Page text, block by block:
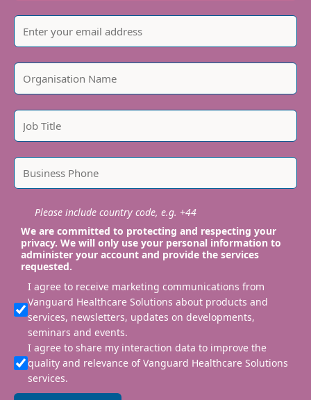
Please include country code, e.g. +44
We are committed to protecting and respecting your
privacy. We will only use your personal information to
administer your account and provide the services
requested.
I agree to receive marketing communications from
Vanguard Healthcare Solutions about products and
services, newsletters, updates on developments,
seminars and events.
I agree to share my interaction data to improve the
quality and relevance of Vanguard Healthcare Solutions
services.